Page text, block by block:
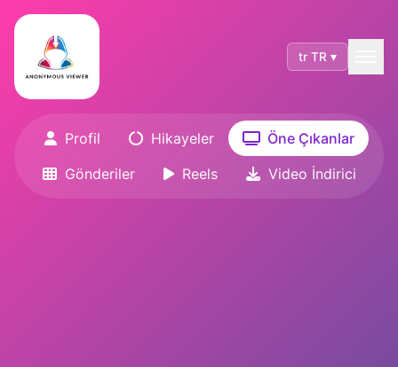
tr TR ▾
Profil Hikayeler
Öne Çıkanlar
Gönderiler
Reels Video İndirici